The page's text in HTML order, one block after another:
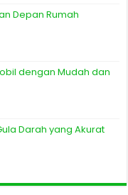
Depan Rumah
dengan Mudah dan
Darah yang Akurat